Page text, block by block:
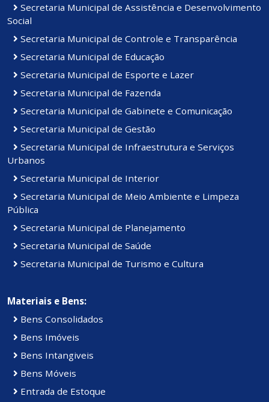
Secretaria Municipal de Assistência e Desenvolvimento
Social
Secretaria Municipal de Controle e Transparência
Secretaria Municipal de Educação
Secretaria Municipal de Esporte e Lazer
Secretaria Municipal de Fazenda
Secretaria Municipal de Gabinete e Comunicação
Secretaria Municipal de Gestão
Secretaria Municipal de Infraestrutura e Serviços
Urbanos
Secretaria Municipal de Interior
Secretaria Municipal de Meio Ambiente e Limpeza
Pública
Secretaria Municipal de Planejamento
Secretaria Municipal de Saúde
Secretaria Municipal de Turismo e Cultura
Materiais e Bens:
Bens Consolidados
Bens Imóveis
Bens Intangiveis
Bens Móveis
Entrada de Estoque